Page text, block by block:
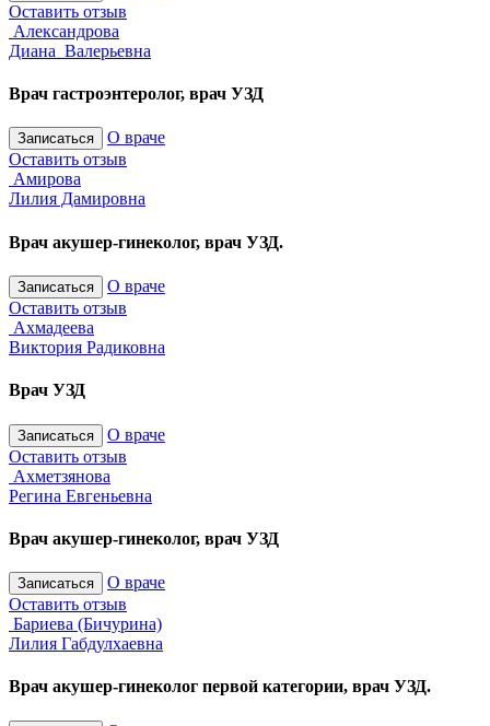
Оставить отзыв
Александрова
Диана Валерьевна
Врач гастроэнтеролог, врач УЗД
Записаться
О враче
Оставить отзыв
Амирова
Лилия Дамировна
Врач акушер-гинеколог, врач УЗД.
Записаться
О враче
Оставить отзыв
Ахмадеева
Виктория Радиковна
Врач УЗД
Записаться
О враче
Оставить отзыв
Ахметзянова
Регина Евгеньевна
Врач акушер-гинеколог, врач УЗД
Записаться
О враче
Оставить отзыв
Бариева (Бичурина)
Лилия Габдулхаевна
Врач акушер-гинеколог первой категории, врач УЗД.